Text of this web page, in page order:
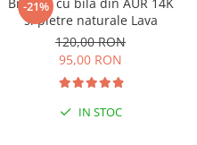
-21%
si pietre naturale Lava
120,00 RON
95,00 RON
IN STOC